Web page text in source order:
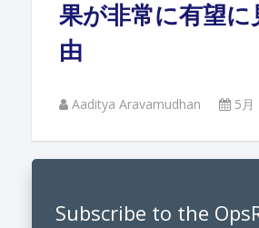
果が非常に有望
由
Aaditya Aravamudhan 5月
Subscribe to the